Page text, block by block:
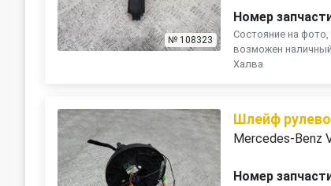
№ 108323
Номер
Состояние на фото,
возможен
Халва
Шлейф
Mercedes-Benz
Номер